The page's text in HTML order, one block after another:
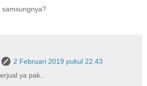
2 Februari 2019 pukul 22.43
ya pak..